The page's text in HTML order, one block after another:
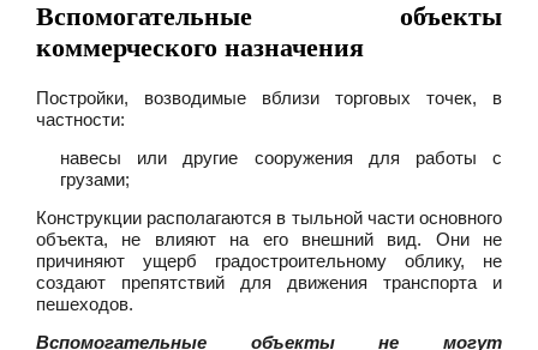
Вспомогательные объекты
коммерческого назначения
Постройки, возводимые вблизи торговых точек, в
частности:
навесы или другие сооружения для работы с
грузами;
Конструкции располагаются в тыльной части основного
объекта, не влияют на его внешний вид. Они не
причиняют ущерб градостроительному облику, не
создают препятствий для движения транспорта и
пешеходов.
Вспомогательные объекты не могут